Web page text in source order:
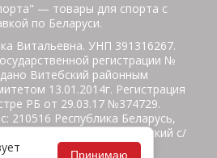
— товары для спорта с
по Беларуси.
Витальевна. УНП 391316267.
регистрации №
Витебский районным
13.01.2014г. Регистрация
РБ от 29.03.17 №374729.
210516 Республика Беларусь,
район, Бабиничский с/
ул.Школьная
Принимаю